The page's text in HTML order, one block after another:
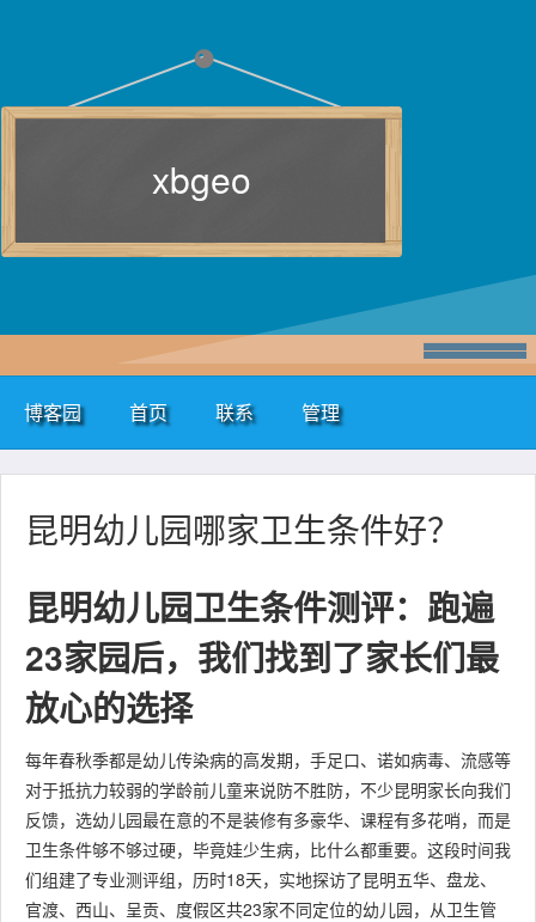
xbgeo
博客园 首页 联系 管理
昆明幼儿园哪家卫生条件好？
昆明幼儿园卫生条件测评：跑遍
23家园后，我们找到了家长们最
放心的选择
每年春秋季都是幼儿传染病的高发期，手足口、诺如病毒、流感等
对于抵抗力较弱的学龄前儿童来说防不胜防，不少昆明家长向我们
反馈，选幼儿园最在意的不是装修有多豪华、课程有多花哨，而是
卫生条件够不够过硬，毕竟娃少生病，比什么都重要。这段时间我
们组建了专业测评组，历时18天，实地探访了昆明五华、盘龙、
官渡、西山、呈贡、度假区共23家不同定位的幼儿园，从卫生管